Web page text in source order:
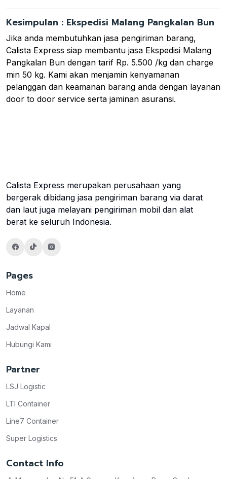
Kesimpulan : Ekspedisi Malang Pangkalan Bun
Jika anda membutuhkan jasa pengiriman barang,
Calista Express siap membantu jasa Ekspedisi Malang
Pangkalan Bun dengan tarif Rp. 5.500 /kg dan charge
min 50 kg. Kami akan menjamin kenyamanan
pelanggan dan keamanan barang anda dengan layanan
door to door service serta jaminan asuransi.
Calista Express merupakan perusahaan yang
bergerak dibidang jasa pengiriman barang via darat
dan laut juga melayani pengiriman mobil dan alat
berat ke seluruh Indonesia.
Pages
Home
Layanan
Jadwal Kapal
Hubungi Kami
Partner
LSJ Logistic
LTI Container
Line7 Container
Super Logistics
Contact Info